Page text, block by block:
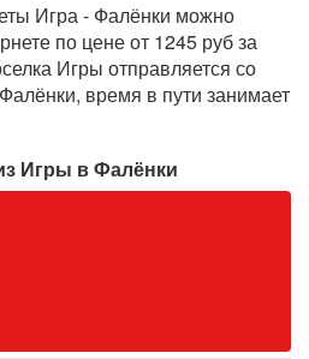
Игра - Фалёнки можно
по цене от 1245 руб за
Игры отправляется со
время в пути занимает
Игры в Фалёнки